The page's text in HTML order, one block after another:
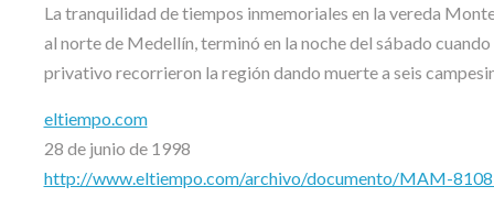
La tranquilidad de tiempos inmemoriales en la vereda
al norte de Medellín, terminó en la noche del sábado
privativo recorrieron la región dando muerte a seis
eltiempo.com
28 de junio de 1998
http://www.eltiempo.com/archivo/documento/MAM-